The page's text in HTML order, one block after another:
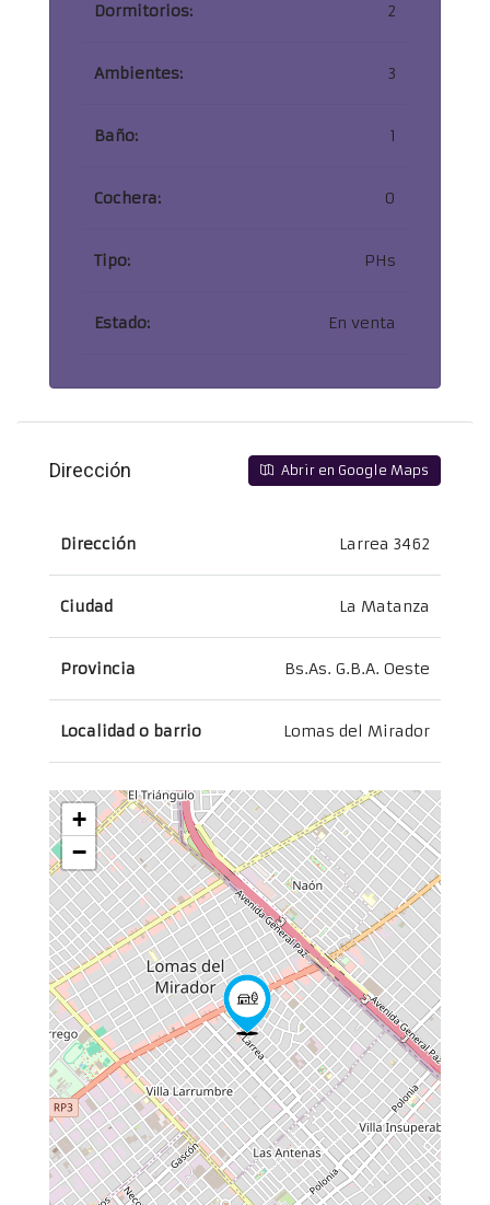
Dormitorios: 2
Ambientes: 3
Baño: 1
Cochera: 0
Tipo: PHs
Estado: En venta
Dirección Abrir en Google Maps
Dirección Larrea 3462
Ciudad La Matanza
Provincia Bs.As. G.B.A. Oeste
Localidad o barrio Lomas del Mirador
+
−